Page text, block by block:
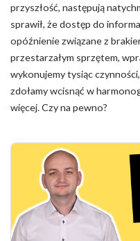
przyszłość, następują
sprawił, że dostęp do
opóźnienie związane z
przestarzałym sprzętem,
wykonujemy tysiąc
zdołamy wcisnąć w
więcej. Czy na pewno?